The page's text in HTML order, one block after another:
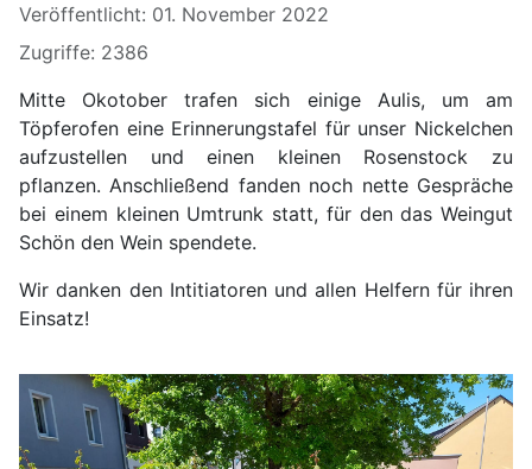
Veröffentlicht: 01. November 2022
Zugriffe: 2386
Mitte Okotober trafen sich einige Aulis, um am
Töpferofen eine Erinnerungstafel für unser Nickelchen
aufzustellen und einen kleinen Rosenstock zu
pflanzen. Anschließend fanden noch nette Gespräche
bei einem kleinen Umtrunk statt, für den das Weingut
Schön den Wein spendete.
Wir danken den Intitiatoren und allen Helfern für ihren
Einsatz!